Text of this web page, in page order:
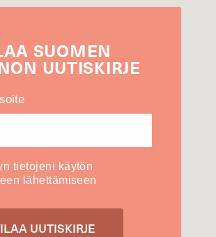
SUOMEN
UUTIS­KIRJE
tietojeni käytön
lähettämiseen